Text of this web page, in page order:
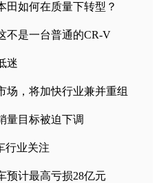
田如何在质量下转型？
不是一台普通的CR-V
迷
场，将加快行业兼并重组
量目标被迫下调
行业关注
预计最高亏损28亿元